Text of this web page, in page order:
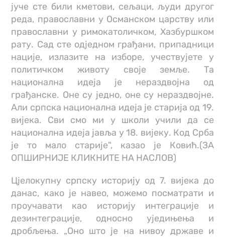
јуче сте били кметови, сељаци, људи другог
реда, православни у Османском царству или
православни у римокатоличком, Хазбуршком
рату. Сад сте одједном грађани, припадници
нације, излазите на изборе, учествујете у
политичком животу своје земље. Та
национална идеја је нераздвојна од
грађанске. Оне су једно, оне су нераздвојне.
Али српска национална идеја је старија од 19.
вијека. Сви смо ми у школи учили да се
национална идеја јавља у 18. вијеку. Код Срба
је то мало старије", казао је Ковић.(ЗА
ОПШИРНИЈЕ КЛИКНИТЕ НА НАСЛОВ)
Цјелокупну српску историју од 7. вијека до
данас, како је навео, можемо посматрати и
проучавати као историју интеграције и
дезинтеграције, односно уједињења и
дробљења. „Оно што је на нивоу државе и